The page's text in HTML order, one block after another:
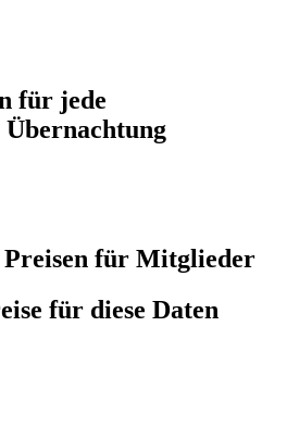
für jede
Übernachtung
für Mitglieder
für diese Daten